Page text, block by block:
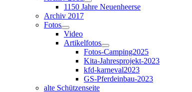
1150 Jahre Neuenheerse
Archiv 2017
Fotos
Video
Artikelfotos
Fotos-Camping2025
Kita-Jahresprojekt-2023
kfd-karneval2023
GS-Pferdeinbau-2023
alte Schützenseite